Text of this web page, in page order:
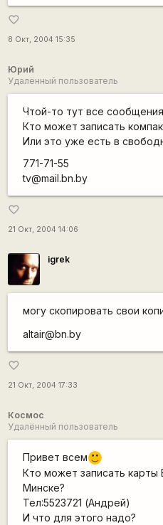
favorite_border
8 Окт, 2004 15:35
Юрий
Удалённый пользователь
Чтой-то тут все
Кто может записать
Или это уже есть в
771-71-55
tv@mail.bn.by
favorite_border
21 Окт, 2004 14:06
igrek
могу скопировать свои
altair@bn.by
favorite_border
21 Окт, 2004 17:33
Космос
Удалённый пользователь
Привет всем :)
Кто может записать карты
Минске?
Тел:5523721 (Андрей)
И что для этого надо?